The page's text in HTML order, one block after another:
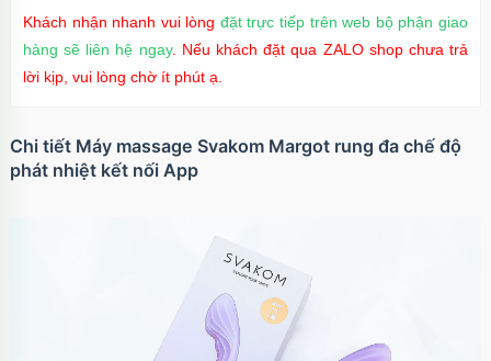
Khách nhận nhanh vui lòng đặt trực tiếp trên web bộ phận giao
hàng sẽ liên hệ ngay. Nếu khách đặt qua ZALO shop chưa trả
lời kịp, vui lòng chờ ít phút ạ.
Chi tiết Máy massage Svakom Margot rung đa chế độ
phát nhiệt kết nối App